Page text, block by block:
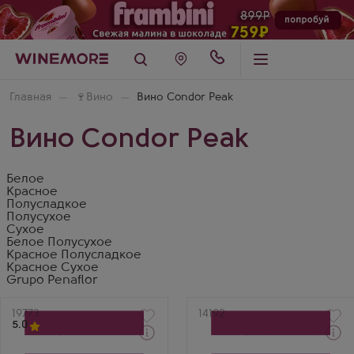
Главная 🍷 Вино Вино Condor Peak
Вино Condor Peak
Белое
Красное
Полусладкое
Полусухое
Сухое
Белое Полусухое
Красное Полусладкое
Красное Сухое
Grupo Penaflor
Артикул
19773
5.0
Артикул
14192